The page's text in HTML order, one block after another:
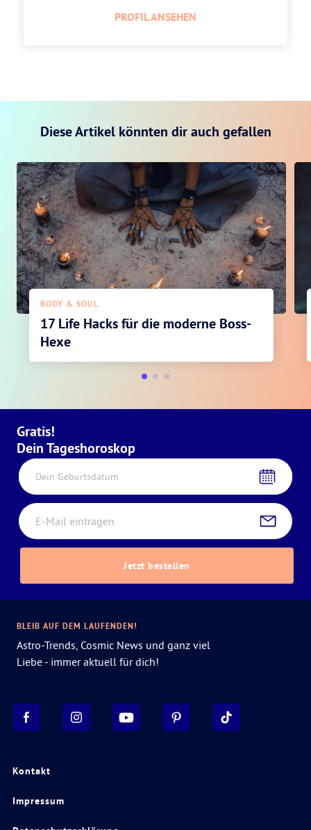
PROFIL ANSEHEN
Diese Artikel könnten dir auch gefallen
BODY & SOUL
17 Life Hacks für die moderne Boss-
Hexe
Gratis!
Dein Tageshoroskop
Dein Geburtsdatum
Jetzt bestellen
Kontakt
Impressum
BLEIB AUF DEM LAUFENDEN!
Astro-Trends, Cosmic News und ganz viel
Liebe - immer aktuell für dich!